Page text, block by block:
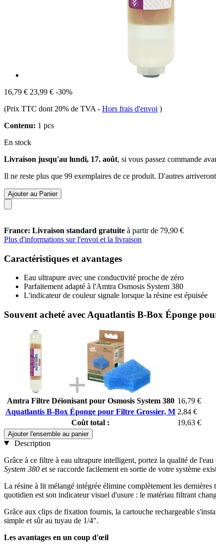
16,79 € 23,99 € -30%
(Prix TTC dont 20% de TVA - Hors frais d'envoi )
Contenu: 1 pcs
En stock
Livraison jusqu'au lundi, 17. août, si vous passez commande
Il ne reste plus que 99 exemplaires de ce produit. D'autres
Ajouter au Panier
France: Livraison standard gratuite à partir de 79,90 €
Plus d'informations sur l'envoi et la livraison
Caractéristiques et avantages
Eau ultrapure avec une conductivité proche de zéro
Parfaitement adapté à l'Amtra Osmosis System 380
L'indicateur de couleur signale lorsque la résine est épuisée
Souvent acheté avec Aquatlantis B-Box Éponge
Amtra Filtre Déionisant pour Osmosis System 380 16,79 €
Aquatlantis B-Box Éponge pour Filtre Grossier, M 2,84 €
Coût total :
19,63 €
Ajouter l'ensemble au panier
Description
Grâce à ce filtre à eau ultrapure intelligent, portez la qualité de
System 380 et se raccorde facilement en sortie de votre système
La résine à lit mélangé intégrée élimine complètement les
quotidien est son indicateur visuel d'usure : le matériau filtrant
Grâce aux clips de fixation fournis, la cartouche rechargeable
simple et sûr au tuyau de 1/4".
Les avantages en un coup d'œil